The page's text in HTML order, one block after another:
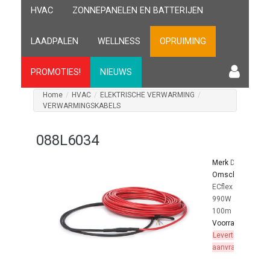
HVAC ZONNEPANELEN EN BATTERIJEN
LAADPALEN WELLNESS OPRUIMING
PROMOTIES! NIEUWS
Home / HVAC / ELEKTRISCHE VERWARMING /
VERWARMINGSKABELS
088L6034
MerkDANFOSS
Omschrijving:
ECflex 10T
990W 230V
100m
Voorraad:
Levertijd op
aanvraag